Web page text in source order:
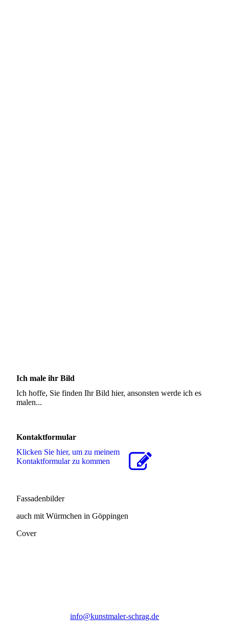
Ich male ihr Bild
Ich hoffe, Sie finden Ihr Bild hier, ansonsten werde ich es
malen...
Kontaktformular
Klicken Sie hier, um zu meinem
Kon­takt­for­mu­lar zu kommen
Fassadenbilder
auch mit Würmchen in Göppingen
Cover
info@kunstmaler-schrag.de